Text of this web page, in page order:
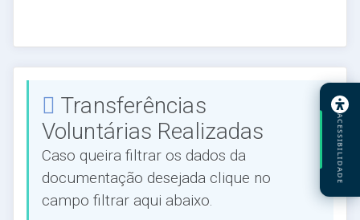
Transferências
Voluntárias Realizadas
Caso queira filtrar os dados da
documentação desejada clique no
campo filtrar aqui abaixo.
ACESSIBILIDADE